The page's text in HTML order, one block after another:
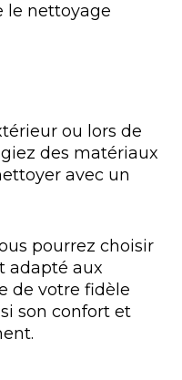
le nettoyage
ou lors de
des matériaux
avec un
pourrez choisir
adapté aux
de votre fidèle
son confort et